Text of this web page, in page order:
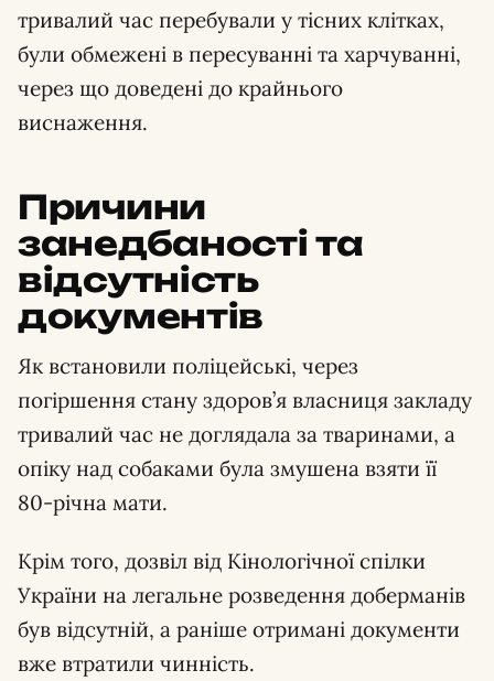
тривалий час перебували у тісних клітках,
були обмежені в пересуванні та харчуванні,
через що доведені до крайнього
виснаження.
Причини
занедбаності та
відсутність
документів
Як встановили поліцейські, через
погіршення стану здоров’я власниця закладу
тривалий час не доглядала за тваринами, а
опіку над собаками була змушена взяти її
80-річна мати.
Крім того, дозвіл від Кінологічної спілки
України на легальне розведення доберманів
був відсутній, а раніше отримані документи
вже втратили чинність.